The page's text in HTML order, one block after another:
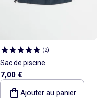
(2)
Sac de piscine
7,00 €
Ajouter au panier